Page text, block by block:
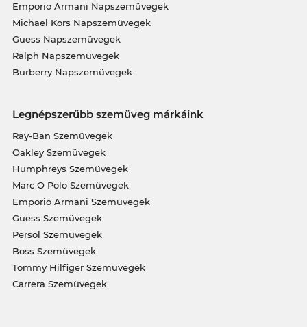
Emporio Armani Napszemüvegek
Michael Kors Napszemüvegek
Guess Napszemüvegek
Ralph Napszemüvegek
Burberry Napszemüvegek
Legnépszerűbb szemüveg márkáink
Ray-Ban Szemüvegek
Oakley Szemüvegek
Humphreys Szemüvegek
Marc O Polo Szemüvegek
Emporio Armani Szemüvegek
Guess Szemüvegek
Persol Szemüvegek
Boss Szemüvegek
Tommy Hilfiger Szemüvegek
Carrera Szemüvegek